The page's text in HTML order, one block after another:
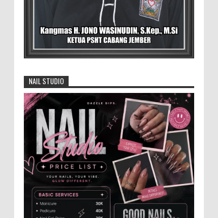
Didampingi Kuasa Hukum Safi'i Datangi
Polres Jember MEMOPOS.vo.id, Jember -
Safi'i (76) warga Kreyongan, Kelurahan Patrang,
Digelontor Bantuan CSR Jumbo dan Bibit
Ternak Gratis ‎
‎BLORA – Wakil Bupati Blora Hj. Sri
Setyorini menghadiri Rapat Anggota Tahunan (RAT)
Kelompok Tani Hutan (KTH) Masjid Baitur Mulyo yang
dig...
Anggota Karang Taruna Urunan Demi
Nobar Indonesia Lawan Vietnam
Pertandingan sepakbola antara Tim
Indonesia dan Vietnam tidak dilewatkan
begitu saha oleh penggemar bola, termasuk karang
NAIL STUDIO